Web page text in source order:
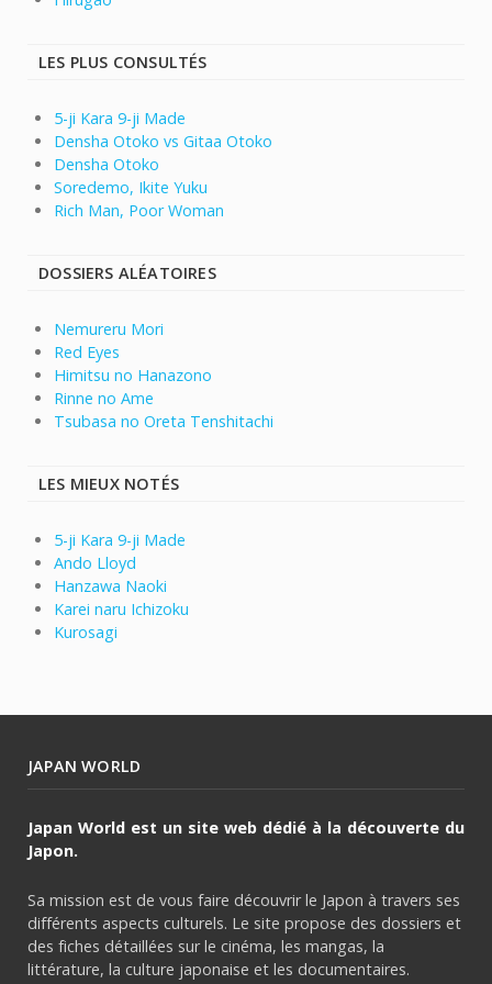
LES PLUS CONSULTÉS
5-ji Kara 9-ji Made
Densha Otoko vs Gitaa Otoko
Densha Otoko
Soredemo, Ikite Yuku
Rich Man, Poor Woman
DOSSIERS ALÉATOIRES
Nemureru Mori
Red Eyes
Himitsu no Hanazono
Rinne no Ame
Tsubasa no Oreta Tenshitachi
LES MIEUX NOTÉS
5-ji Kara 9-ji Made
Ando Lloyd
Hanzawa Naoki
Karei naru Ichizoku
Kurosagi
JAPAN WORLD
Japan World est un site web dédié à la découverte du
Japon.
Sa mission est de vous faire découvrir le Japon à travers ses
différents aspects culturels. Le site propose des dossiers et
des fiches détaillées sur le cinéma, les mangas, la
littérature, la culture japonaise et les documentaires.